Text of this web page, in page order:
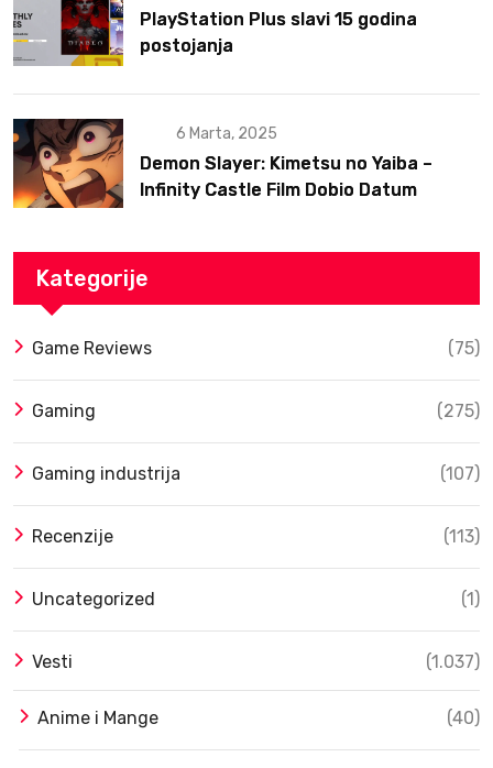
PlayStation Plus slavi 15 godina
postojanja
6 Marta, 2025
Demon Slayer: Kimetsu no Yaiba –
Infinity Castle Film Dobio Datum
Kategorije
Game Reviews (75)
Gaming (275)
Gaming industrija (107)
Recenzije (113)
Uncategorized (1)
Vesti (1.037)
Anime i Mange (40)